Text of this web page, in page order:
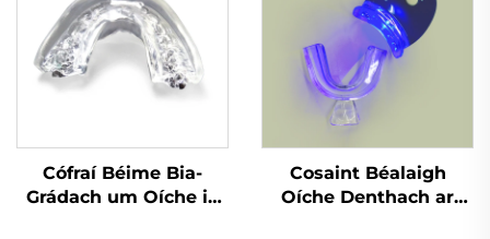
Cófraí Béime Bia-
Grádach um Oíche in
Cosaint Béalaigh
Oíche Denthach ar